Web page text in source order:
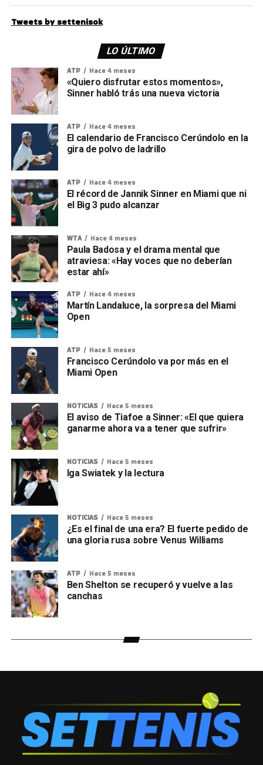
Tweets by settenisok
LO ÚLTIMO
ATP Hace 4 meses
«Quiero disfrutar estos momentos»,
Sinner habló trás una nueva victoria
ATP Hace 4 meses
El calendario de Francisco Cerúndolo en la
gira de polvo de ladrillo
ATP Hace 4 meses
El récord de Jannik Sinner en Miami que ni
el Big 3 pudo alcanzar
WTA Hace 4 meses
Paula Badosa y el drama mental que
atraviesa: «Hay voces que no deberían
estar ahí»
ATP Hace 4 meses
Martín Landaluce, la sorpresa del Miami
Open
ATP Hace 5 meses
Francisco Cerúndolo va por más en el
Miami Open
NOTICIAS Hace 5 meses
El aviso de Tiafoe a Sinner: «El que quiera
ganarme ahora va a tener que sufrir»
NOTICIAS Hace 5 meses
Iga Swiatek y la lectura
NOTICIAS Hace 5 meses
¿Es el final de una era? El fuerte pedido de
una gloria rusa sobre Venus Williams
ATP Hace 5 meses
Ben Shelton se recuperó y vuelve a las
canchas